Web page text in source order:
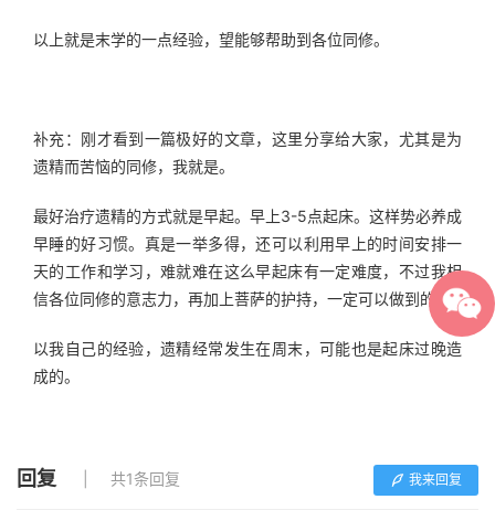
以上就是末学的一点经验，望能够帮助到各位同修。
补充：刚才看到一篇极好的文章，这里分享给大家，尤其是为
遗精而苦恼的同修，我就是。
最好治疗遗精的方式就是早起。早上3-5点起床。这样势必养成
早睡的好习惯。真是一举多得，还可以利用早上的时间安排一
天的工作和学习，难就难在这么早起床有一定难度，不过我相
信各位同修的意志力，再加上菩萨的护持，一定可以做到的。
以我自己的经验，遗精经常发生在周末，可能也是起床过晚造
成的。
回复 共1条回复 我来回复